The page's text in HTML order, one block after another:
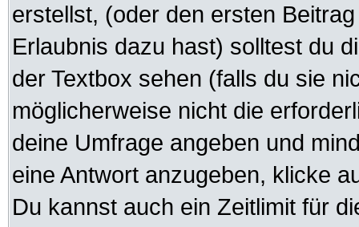
erstellst, (oder den ersten
Erlaubnis dazu hast) solltest du
der Textbox sehen (falls du sie
möglicherweise nicht die
deine Umfrage angeben und
eine Antwort anzugeben, klicke
Du kannst auch ein Zeitlimit für